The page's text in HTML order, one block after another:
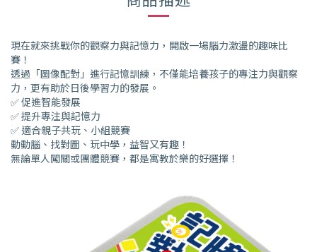
現在就來挑戰你的觀察力與記憶力，開啟一場腦力激盪的趣味比
賽！
透過「圖像配對」進行記憶訓練，不僅能培養孩子的專注力與觀察
力，更有助於日後學習力的發展。
✅ 促進智能發展
✅ 提升專注與記憶力
✅ 適合親子共玩、小組競賽
動動腦、找對圖、玩中學，益智又有趣！
無論單人闖關或團體競賽，都是寓教於樂的好選擇！